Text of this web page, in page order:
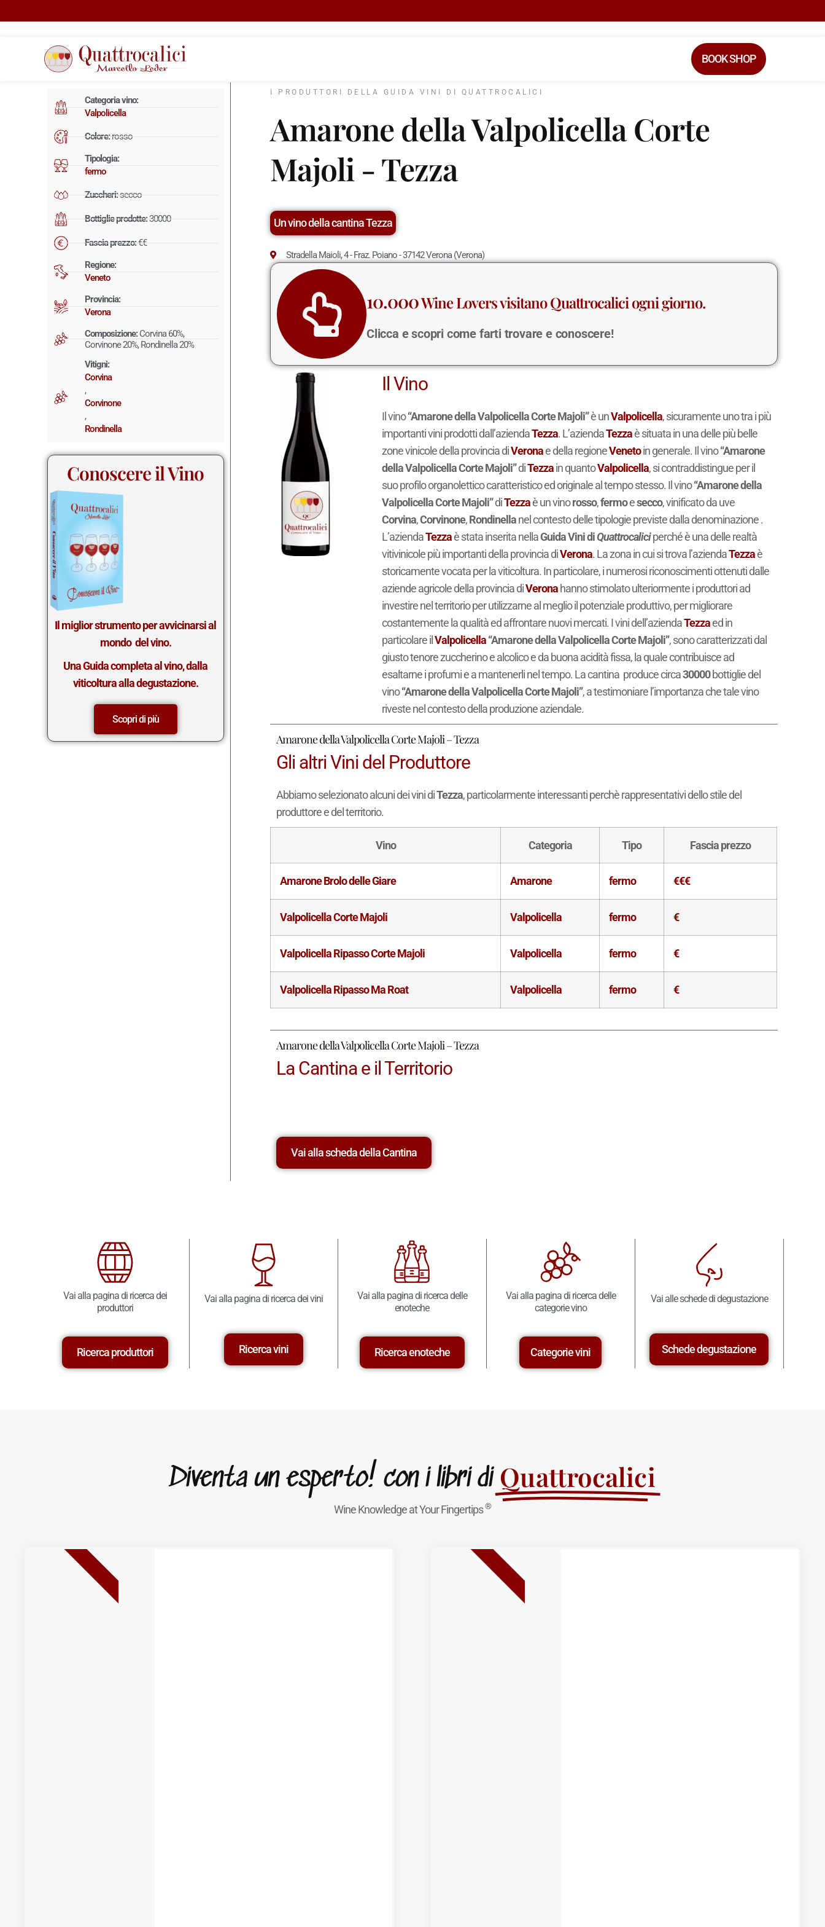
BOOK SHOP
Categoria vino:
Valpolicella
Colore:rosso
Tipologia:
fermo
Zuccheri:secco
Bottiglie prodotte:30000
Fascia prezzo:€€
Regione:
Veneto
Provincia:
Verona
Composizione:Corvina 60%,
Corvinone 20%, Rondinella 20%
Vitigni:
Corvina
,
Corvinone
,
Rondinella
Conoscere il Vino
Il miglior strumento per avvicinarsi al
mondo del vino.
Una Guida completa al vino, dalla
viticoltura alla degustazione.
Scopri di più
I PRODUTTORI DELLA GUIDA VINI DI QUATTROCALICI
Amarone della Valpolicella Corte
Majoli - Tezza
Un vino della cantina Tezza
Stradella Maioli, 4 - Fraz. Poiano - 37142 Verona (Verona)
10.000Wine Lovers visitano Quattrocalici ogni giorno.
Clicca e scopri come farti trovare e conoscere!
Il Vino
Il vino“Amarone della Valpolicella Corte Majoli”è unValpolicella, sicuramente uno tra i più
importanti vini prodotti dall’aziendaTezza. L’aziendaTezzaè situata in una delle più belle
zone vinicole della provincia diVeronae della regioneVenetoin generale. Il vino“Amarone
della Valpolicella Corte Majoli”diTezzain quantoValpolicella, si contraddistingue per il
suo profilo organolettico caratteristico ed originale al tempo stesso. Il vino“Amarone della
Valpolicella Corte Majoli”diTezzaè un vinorosso,fermoesecco, vinificato da uve
Corvina,Corvinone,Rondinellanel contesto delle tipologie previste dalla denominazione .
L’aziendaTezzaè stata inserita nellaGuida Vini diQuattrocaliciperché è una delle realtà
vitivinicole più importanti della provincia diVerona. La zona in cui si trova l’aziendaTezzaè
storicamente vocata per la viticoltura. In particolare, i numerosi riconoscimenti ottenuti dalle
aziende agricole della provincia diVeronahanno stimolato ulteriormente i produttori ad
investire nel territorio per utilizzarne al meglio il potenziale produttivo, per migliorare
costantemente la qualità ed affrontare nuovi mercati. I vini dell’aziendaTezzaed in
particolare il Valpolicella “Amarone della Valpolicella Corte Majoli”, sono caratterizzati dal
giusto tenore zuccherino e alcolico e da buona acidità fissa, la quale contribuisce ad
esaltarne i profumi e a mantenerli nel tempo. La cantina produce circa30000bottiglie del
vino“Amarone della Valpolicella Corte Majoli”, a testimoniare l’importanza che tale vino
riveste nel contesto della produzione aziendale.
Amarone della Valpolicella Corte Majoli – Tezza
Gli altri Vini del Produttore
Abbiamo selezionato alcuni dei vini diTezza, particolarmente interessanti perchè rappresentativi dello stile del
produttore e del territorio.
Vino Categoria Tipo Fascia prezzo
Amarone Brolo delle Giare Amarone fermo €€€
Valpolicella Corte Majoli Valpolicella fermo €
Valpolicella Ripasso Corte Majoli Valpolicella fermo €
Valpolicella Ripasso Ma Roat Valpolicella fermo €
Amarone della Valpolicella Corte Majoli – Tezza
La Cantina e il Territorio
Vai alla scheda della Cantina
Vai alla pagina di ricerca dei
produttori
Ricerca produttori
Vai alla pagina di ricerca dei vini
Ricerca vini
Vai alla pagina di ricerca delle
enoteche
Ricerca enoteche
Vai alla pagina di ricerca delle
categorie vino
Categorie vini
Vai alle schede di degustazione
Schede degustazione
Diventa un esperto! con i libri di Quattrocalici
Wine Knowledge at Your Fingertips®
NUOVA USCITA BEST SELLER